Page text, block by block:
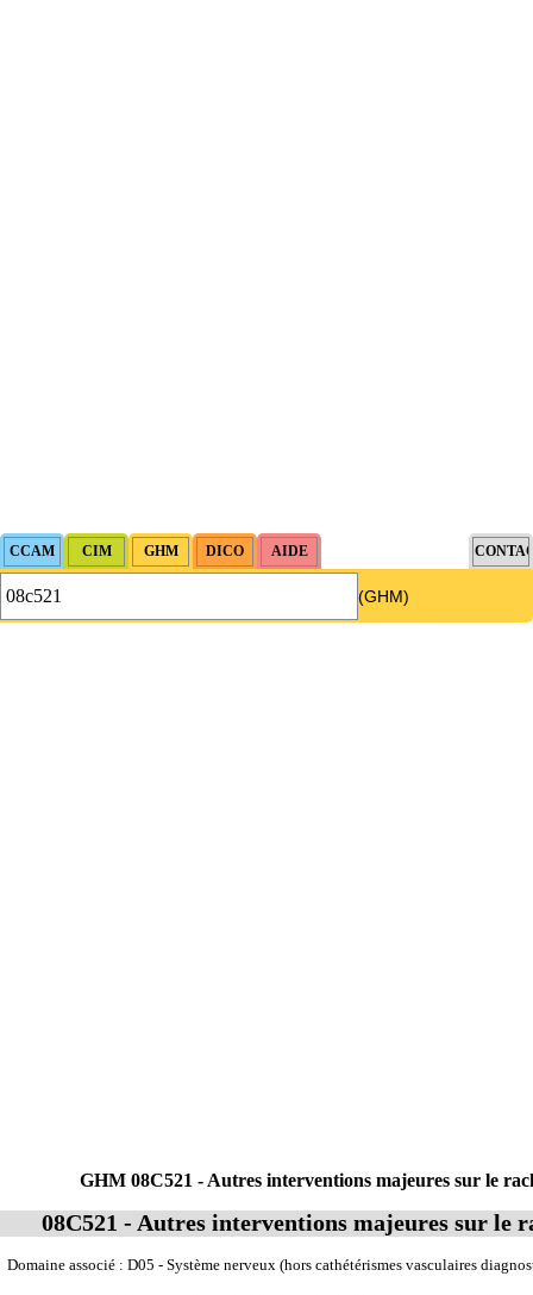
(GHM)
GHM 08C521 - Autres interventions majeures sur le
08C521 - Autres interventions majeures sur le
Domaine associé : D05 - Système nerveux (hors cathétérismes vasculaires